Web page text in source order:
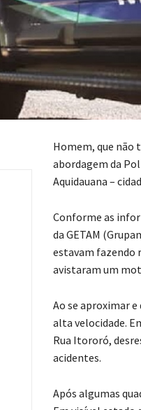
Homem, que não
abordagem da
Aquidauana –
Conforme as
da GETAM
estavam fazendo
avistaram um
Ao se aproximar
alta velocidade.
Rua Itororó,
acidentes.
Após algumas